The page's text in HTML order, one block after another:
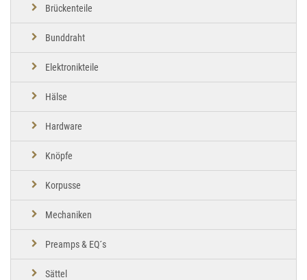
Brückenteile
Bunddraht
Elektronikteile
Hälse
Hardware
Knöpfe
Korpusse
Mechaniken
Preamps & EQ´s
Sättel